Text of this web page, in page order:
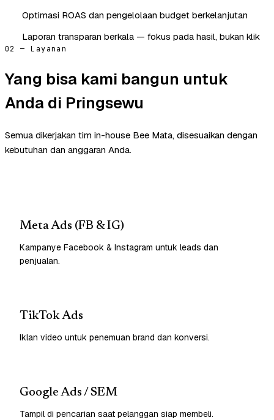
Optimasi ROAS dan pengelolaan budget berkelanjutan
Laporan transparan berkala — fokus pada hasil, bukan klik
02 — Layanan
Yang bisa kami bangun untuk
Anda di Pringsewu
Semua dikerjakan tim in-house Bee Mata, disesuaikan dengan
kebutuhan dan anggaran Anda.
Meta Ads (FB & IG)
Kampanye Facebook & Instagram untuk leads dan
penjualan.
TikTok Ads
Iklan video untuk penemuan brand dan konversi.
Google Ads / SEM
Tampil di pencarian saat pelanggan siap membeli.